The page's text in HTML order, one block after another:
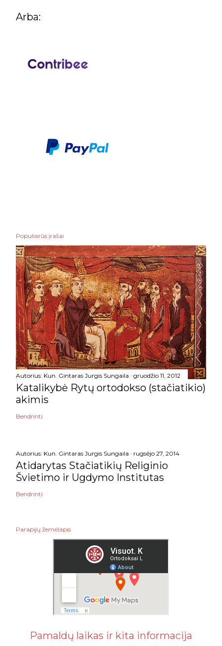
Arba:
Populiarūs įrašai
Autorius: Kun. Gintaras Jurgis Sungaila gruodžio 11, 2012
Katalikybė Rytų ortodokso (stačiatikio)
akimis
Bendrinti
Autorius: Kun. Gintaras Jurgis Sungaila rugsėjo 27, 2014
Atidarytas Stačiatikių Religinio
Švietimo ir Ugdymo Institutas
Bendrinti
Parapijų žemėlapis
Pamaldų laikas ir kita informacija